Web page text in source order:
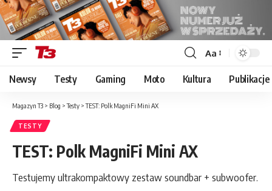
Font
Resizer
Aa
Newsy Testy Gaming Moto Kultura Publikacje
Magazyn T3 > Blog >Testy >TEST: Polk MagniFi Mini AX
TESTY
TEST: Polk MagniFi Mini AX
Testujemy ultrakompaktowy zestaw soundbar + subwoofer.